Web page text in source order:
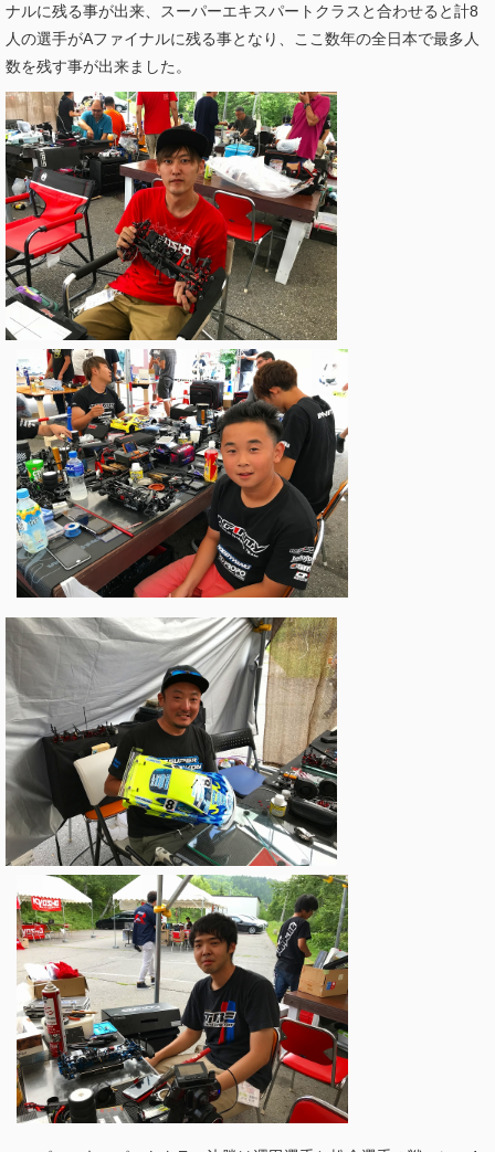
ナルに残る事が出来、スーパーエキスパートクラスと合わせると計8
人の選手がAファイナルに残る事となり、ここ数年の全日本で最多人
数を残す事が出来ました。